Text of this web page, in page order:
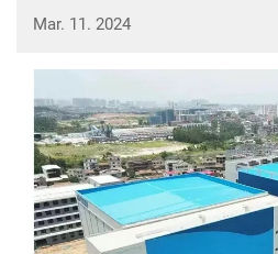
として選定された。1-2 鄭燕平、...
Mar. 11. 2024